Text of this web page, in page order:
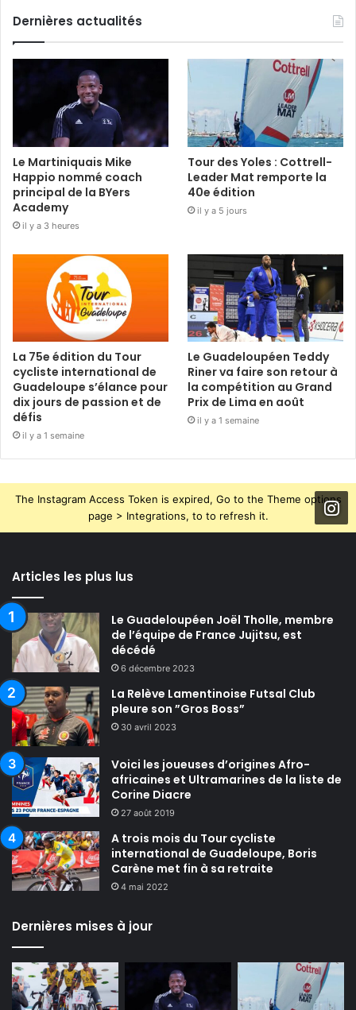
Dernières actualités
Le Martiniquais Mike
Happio nommé coach
principal de la BYers
Academy
il y a 3 heures
Tour des Yoles : Cottrell-
Leader Mat remporte la
40e édition
il y a 5 jours
La 75e édition du Tour
cycliste international de
Guadeloupe s’élance pour
dix jours de passion et de
défis
il y a 1 semaine
Le Guadeloupéen Teddy
Riner va faire son retour à
la compétition au Grand
Prix de Lima en août
il y a 1 semaine
The Instagram Access Token is expired, Go to the Theme options
page > Integrations, to to refresh it.
Articles les plus lus
Le Guadeloupéen Joël Tholle, membre
de l’équipe de France Jujitsu, est
décédé
6 décembre 2023
La Relève Lamentinoise Futsal Club
pleure son ”Gros Boss”
30 avril 2023
Voici les joueuses d’origines Afro-
africaines et Ultramarines de la liste de
Corine Diacre
27 août 2019
A trois mois du Tour cycliste
international de Guadeloupe, Boris
Carène met fin à sa retraite
4 mai 2022
Dernières mises à jour